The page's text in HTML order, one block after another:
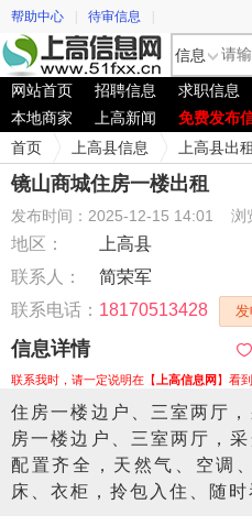
帮助中心 待审信息
信息
网站首页 招聘信息 求职信息
本地商家
上高新闻
免费发布
首页
上高县信息 上高县出
镜山商城住房一楼出租
发布时间：2025-12-15 14:01 浏
地区：
上高县
联系人：
简荣军
联系电话： 18170513428
信息详情
联系我时，请一定说明在【 上高信息网 】看
住房一楼边户、三室两厅
房一楼边户、三室两厅，
配置齐全，天然气、空调
床、衣柜，拎包入住、随